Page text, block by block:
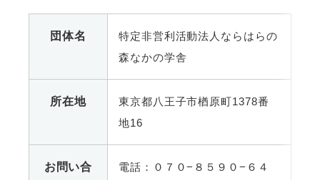
団体名
特定非営利活動法人ならはらの
森なかの学舎
所在地
東京都八王子市楢原町1378番
地16
お問い合
電話：０７０−８５９０−６４